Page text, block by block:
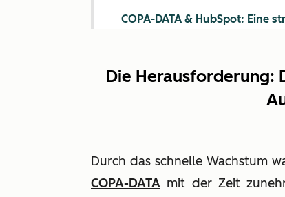
Die Herausforderung:
Durch das schnelle Wachstum
COPA-DATA mit der Zeit
COPA-DATA & HubSpot: Eine